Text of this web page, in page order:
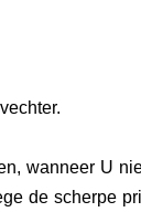
wanneer U
de scherpe